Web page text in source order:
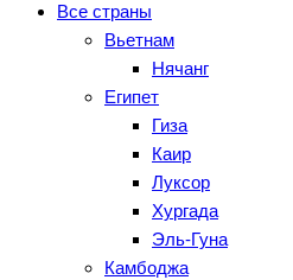
Все страны
Вьетнам
Нячанг
Египет
Гиза
Каир
Луксор
Хургада
Эль-Гуна
Камбоджа